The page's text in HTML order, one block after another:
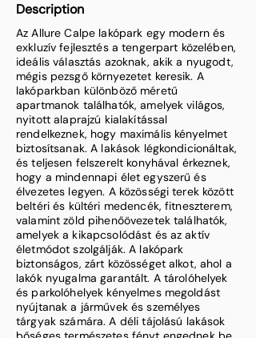
Description
Az Allure Calpe lakópark egy modern és
exkluzív fejlesztés a tengerpart közelében,
ideális választás azoknak, akik a nyugodt,
mégis pezsgő környezetet keresik. A
lakóparkban különböző méretű
apartmanok találhatók, amelyek világos,
nyitott alaprajzú kialakítással
rendelkeznek, hogy maximális kényelmet
biztosítsanak. A lakások légkondicionáltak,
és teljesen felszerelt konyhával érkeznek,
hogy a mindennapi élet egyszerű és
élvezetes legyen. A közösségi terek között
beltéri és kültéri medencék, fitneszterem,
valamint zöld pihenőövezetek találhatók,
amelyek a kikapcsolódást és az aktív
életmódot szolgálják. A lakópark
biztonságos, zárt közösséget alkot, ahol a
lakók nyugalma garantált. A tárolóhelyek
és parkolóhelyek kényelmes megoldást
nyújtanak a járművek és személyes
tárgyak számára. A déli tájolású lakások